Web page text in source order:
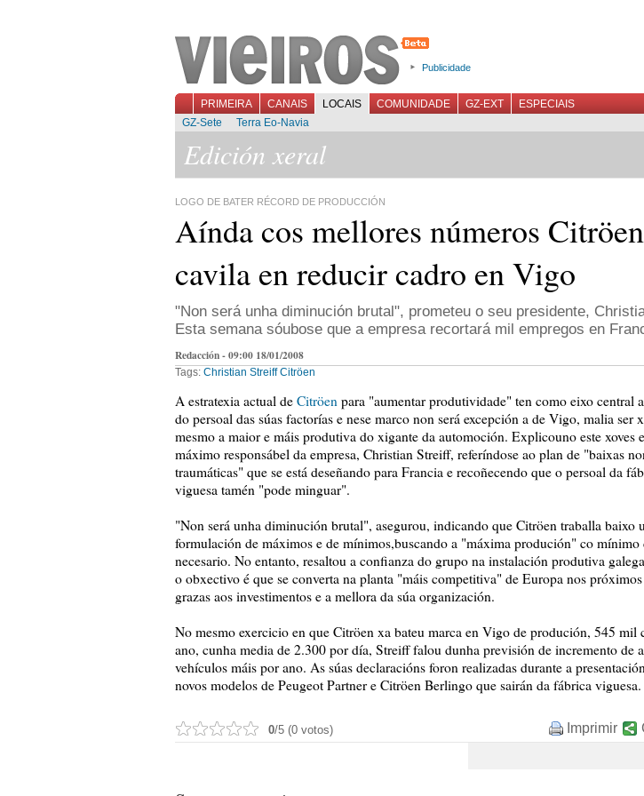
Publicidade
PRIMEIRA CANAIS LOCAIS COMUNIDADE GZ-EXT
ESPECIAIS
GZ-Sete
Terra Eo-Navia
Edición xeral
LOGO DE BATER RÉCORD DE PRODUCCIÓN
Aínda cos mellores números
cavila en reducir cadro en Vigo
"Non será unha diminución brutal", prometeu o seu presidente,
Esta semana sóubose que a empresa recortará mil empregos en
Redacción - 09:00 18/01/2008
Tags: Christian Streiff Citröen
A estratexia actual de Citröen para "aumentar produtividade" ten como eixo central
do persoal das súas factorías e nese marco non será excepción a de Vigo, malia ser
mesmo a maior e máis produtiva do xigante da automoción. Explicouno este xoves
máximo responsábel da empresa, Christian Streiff, referíndose ao plan de "baixas
traumáticas" que se está deseñando para Francia e recoñecendo que o persoal da
viguesa tamén "pode minguar".
"Non será unha diminución brutal", asegurou, indicando que Citröen traballa baixo
formulación de máximos e de mínimos,buscando a "máxima produción" co mínimo
necesario. No entanto, resaltou a confianza do grupo na instalación produtiva
o obxectivo é que se converta na planta "máis competitiva" de Europa nos próximos
grazas aos investimentos e a mellora da súa organización.
No mesmo exercicio en que Citröen xa bateu marca en Vigo de produción, 545 mil
ano, cunha media de 2.300 por día, Streiff falou dunha previsión de incremento de
vehículos máis por ano. As súas declaracións foron realizadas durante a
novos modelos de Peugeot Partner e Citröen Berlingo que sairán da fábrica viguesa.
0/5 (0 votos) Imprimir